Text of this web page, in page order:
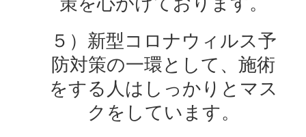
５）新型コロナウィルス予
防対策の一環として、施術
をする人はしっかりとマス
クをしています。